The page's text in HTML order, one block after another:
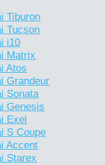
Tiburon
Tucson
i10
Matrix
Atos
Grandeur
Sonata
Genesis
Exel
S Coupe
Accent
Starex